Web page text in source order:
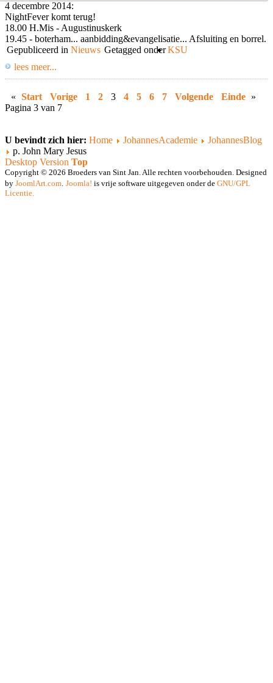
4 decembre 2014:
NightFever komt terug!
18.00 H.Mis - Augustinuskerk
19.45 - boterham... aanbidding&evangelisatie... Afsluiting en borrel.
Gepubliceerd in Nieuws Getagged onderKSU
lees meer...
« Start Vorige 1 2 3 4 5 6 7 Volgende Einde »
Pagina 3 van 7
U bevindt zich hier: Home JohannesAcademie
JohannesBlog
p. John Mary Jesus
Desktop Version Top
Copyright © 2026 Broeders van Sint Jan. Alle rechten voorbehouden. Designed
by JoomlArt.com. Joomla! is vrije software uitgegeven onder de GNU/GPL
Licentie.